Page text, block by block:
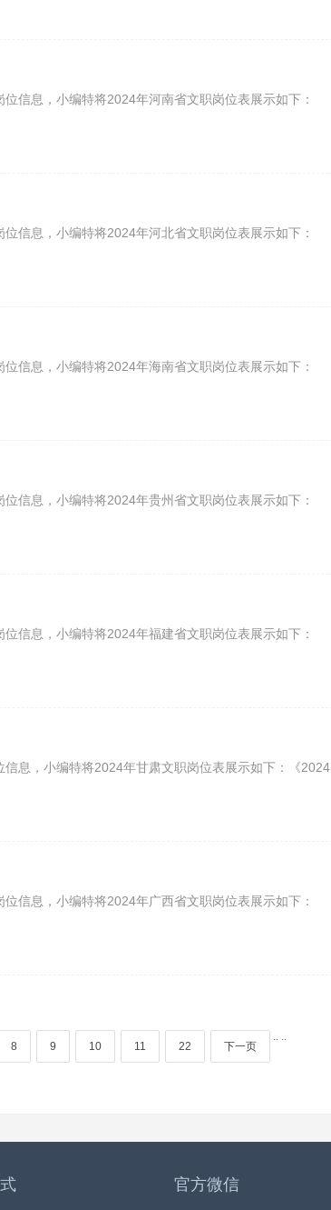
信息，小编特将2024年河南省文职岗位表展示如下：
信息，小编特将2024年河北省文职岗位表展示如下：
信息，小编特将2024年海南省文职岗位表展示如下：
信息，小编特将2024年贵州省文职岗位表展示如下：
信息，小编特将2024年福建省文职岗位表展示如下：
息，小编特将2024年甘肃文职岗位表展示如下：《2024
信息，小编特将2024年广西省文职岗位表展示如下：
..
8 9 10 11
..
22 下一页
官方微信